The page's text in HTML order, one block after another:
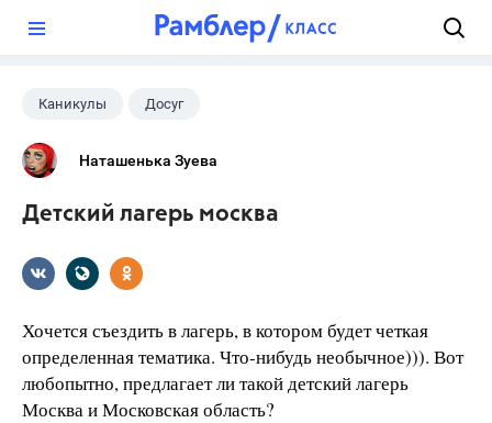
Каникулы Досуг
Наташенька Зуева
Детский лагерь москва
Хочется съездить в лагерь, в котором будет четкая
определенная тематика. Что-нибудь необычное))). Вот
любопытно, предлагает ли такой детский лагерь
Москва и Московская область?